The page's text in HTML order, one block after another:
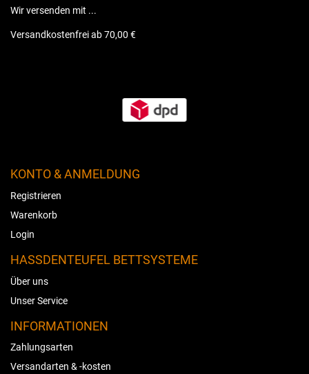
Wir versenden mit ...
Versandkostenfrei ab 70,00 €
KONTO & ANMELDUNG
Registrieren
Warenkorb
Login
HASSDENTEUFEL BETTSYSTEME
Über uns
Unser Service
INFORMATIONEN
Zahlungsarten
Versandarten & -kosten